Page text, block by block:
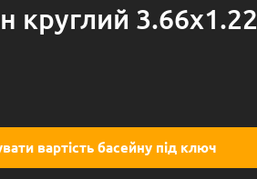
круглий 3.66х1.22
вартість басейну під ключ